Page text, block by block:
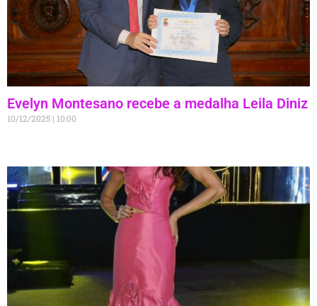
Evelyn Montesano recebe a medalha Leila Diniz
10/12/2025 10:00